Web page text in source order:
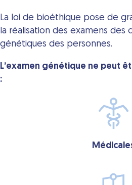
La loi de bioéthique pose de
la réalisation des examens des
génétiques des personnes.
L’examen génétique ne peut
: